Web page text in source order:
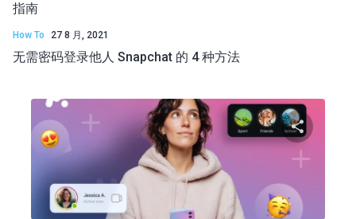
指南
How To 27 8 月, 2021
无需密码登录他人 Snapchat 的 4 种方法